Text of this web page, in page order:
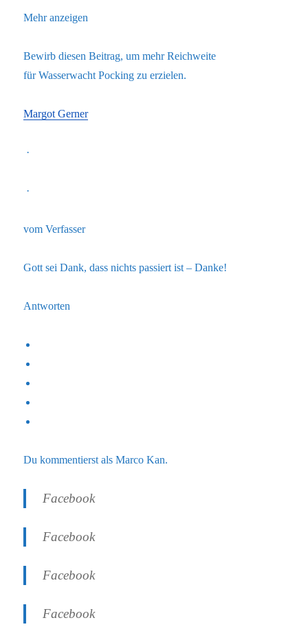
Mehr anzeigen
Bewirb diesen Beitrag, um mehr Reichweite
für Wasserwacht Pocking zu erzielen.
Margot Gerner
·
·
vom Verfasser
Gott sei Dank, dass nichts passiert ist – Danke!
Antworten
Du kommentierst als Marco Kan.
Facebook
Facebook
Facebook
Facebook